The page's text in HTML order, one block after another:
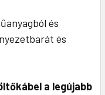
és
és
a legújabb